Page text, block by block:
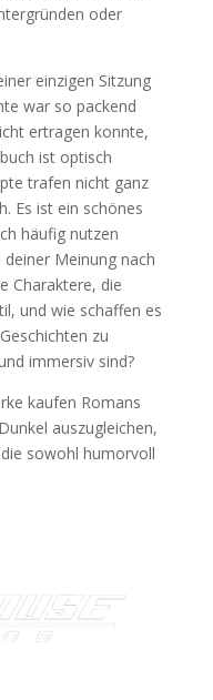
oder
einzigen Sitzung
war so packend
ertragen konnte,
ist optisch
trafen nicht ganz
Es ist ein schönes
häufig nutzen
Meinung nach
Charaktere, die
und wie schaffen es
zu
immersiv sind?
kaufen Romans
auszugleichen,
sowohl humorvoll